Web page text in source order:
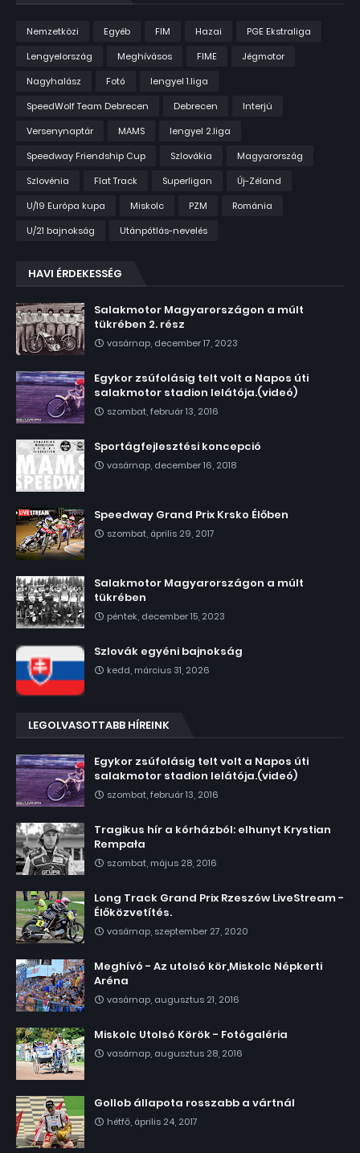
Nemzetközi Egyéb FIM Hazai
PGE Ekstraliga
Lengyelország
Meghívásos FIME
Jégmotor
Nagyhalász
Fotó
lengyel 1.liga
SpeedWolf Team Debrecen
Debrecen
Interjú
Versenynaptár
MAMS
lengyel 2.liga
Speedway Friendship Cup
Szlovákia
Magyarország
Szlovénia
Flat Track Superligan
Új-Zéland
U/19 Európa kupa
Miskolc PZM
Románia
U/21 bajnokság
Utánpótlás-nevelés
HAVI ÉRDEKESSÉG
Salakmotor Magyarországon a múlt
tükrében 2. rész
vasárnap, december 17, 2023
Egykor zsúfolásig telt volt a Napos úti
salakmotor stadion lelátója.(videó)
szombat, február 13, 2016
Sportágfejlesztési koncepció
vasárnap, december 16, 2018
Speedway Grand Prix Krsko Élőben
szombat, április 29, 2017
Salakmotor Magyarországon a múlt
tükrében
péntek, december 15, 2023
Szlovák egyéni bajnokság
kedd, március 31, 2026
LEGOLVASOTTABB HÍREINK
Egykor zsúfolásig telt volt a Napos úti
salakmotor stadion lelátója.(videó)
szombat, február 13, 2016
Tragikus hír a kórházból: elhunyt Krystian
Rempała
szombat, május 28, 2016
Long Track Grand Prix Rzeszów LiveStream -
Élőközvetítés.
vasárnap, szeptember 27, 2020
Meghívó - Az utolsó kör,Miskolc Népkerti
Aréna
vasárnap, augusztus 21, 2016
Miskolc Utolsó Körök - Fotógaléria
vasárnap, augusztus 28, 2016
Gollob állapota rosszabb a vártnál
hétfő, április 24, 2017